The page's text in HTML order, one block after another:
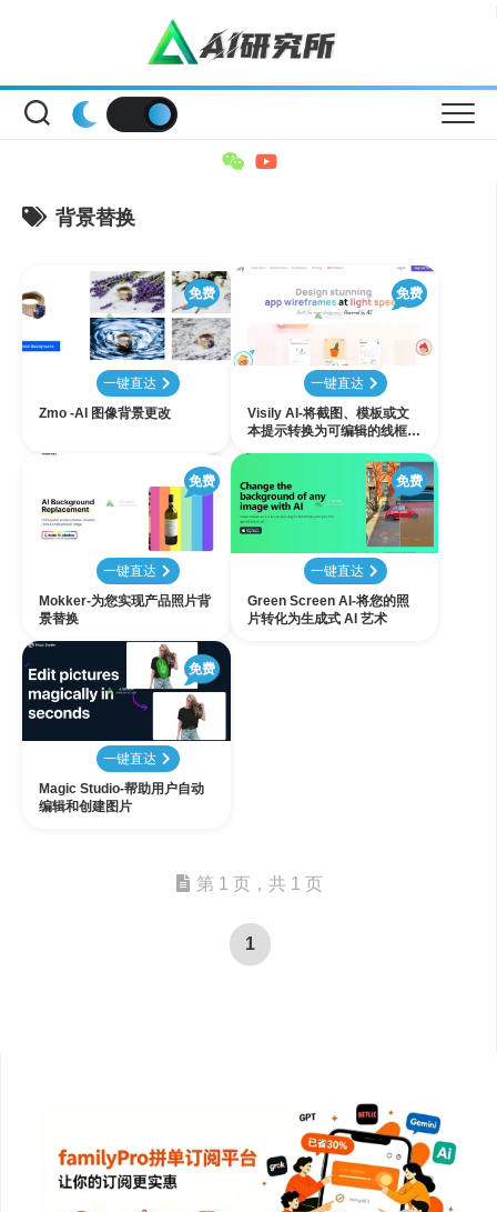
背景替换
免费
一键直达
Zmo -AI 图像背景更改
免费
一键直达
Visily AI-将截图、模板或文
本提示转换为可编辑的线框图
免费
一键直达
Mokker-为您实现产品照片背
景替换
免费
一键直达
Green Screen AI-将您的照
片转化为生成式 AI 艺术
免费
一键直达
Magic Studio-帮助用户自动
编辑和创建图片
第 1 页，共 1 页
1